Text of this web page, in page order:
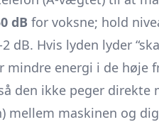
dB for voksne; hold
dB. Hvis lyden lyder
energi i de høje
den ikke peger direkte
mellem maskinen og